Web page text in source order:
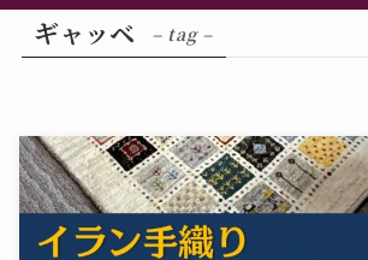
ギャッベ – tag –